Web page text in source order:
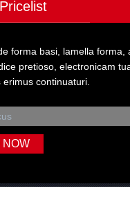
forma basi, lamella forma,
pretioso, electronicam
continuaturi.